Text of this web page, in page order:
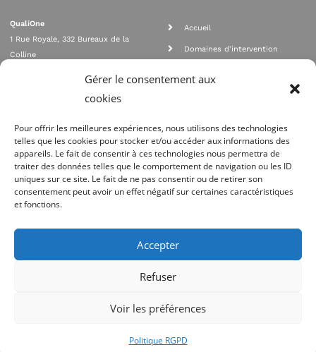
Gérer le consentement aux
cookies
Pour offrir les meilleures expériences, nous utilisons des technologies
telles que les cookies pour stocker et/ou accéder aux informations des
appareils. Le fait de consentir à ces technologies nous permettra de
traiter des données telles que le comportement de navigation ou les ID
uniques sur ce site. Le fait de ne pas consentir ou de retirer son
consentement peut avoir un effet négatif sur certaines caractéristiques
et fonctions.
Accepter
Refuser
Voir les préférences
Politique RGPD
QualiOne
1 Rue Royale, 332 Bureaux de la
Colline
contact@qualione.com
Accueil
Domaines d'intervention
Agrément Orias n°08 040 890, conformité PCI_DSS, respect directives ACP